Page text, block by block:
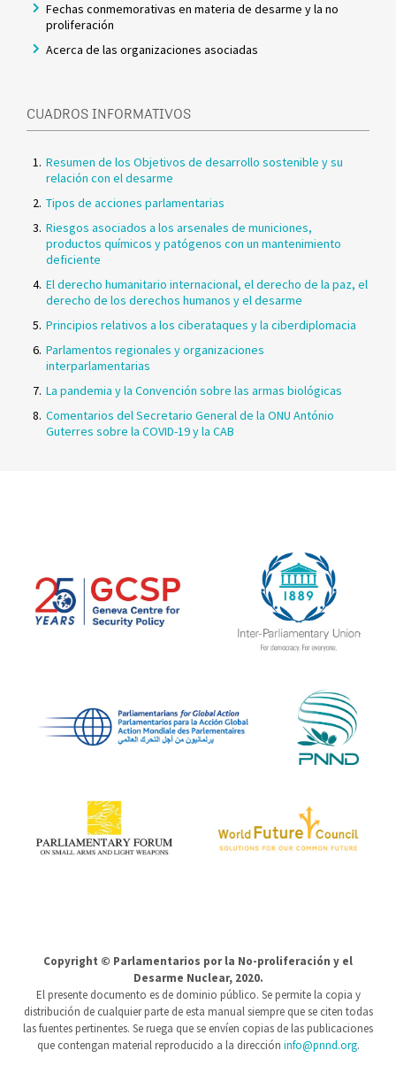
Fechas conmemorativas en materia de desarme y la no
proliferación
Acerca de las organizaciones asociadas
CUADROS INFORMATIVOS
Resumen de los Objetivos de desarrollo sostenible y su
relación con el desarme
Tipos de acciones parlamentarias
Riesgos asociados a los arsenales de municiones,
productos químicos y patógenos con un mantenimiento
deficiente
El derecho humanitario internacional, el derecho de la paz, el
derecho de los derechos humanos y el desarme
Principios relativos a los ciberataques y la ciberdiplomacia
Parlamentos regionales y organizaciones
interparlamentarias
La pandemia y la Convención sobre las armas biológicas
Comentarios del Secretario General de la ONU António
Guterres sobre la COVID-19 y la CAB
Copyright © Parlamentarios por la No-proliferación y el
Desarme Nuclear, 2020.
El presente documento es de dominio público. Se permite la copia y
distribución de cualquier parte de esta manual siempre que se citen todas
las fuentes pertinentes. Se ruega que se envíen copias de las publicaciones
que contengan material reproducido a la dirección info@pnnd.org.